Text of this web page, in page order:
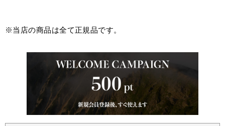
※当店の商品は全て正規品です。